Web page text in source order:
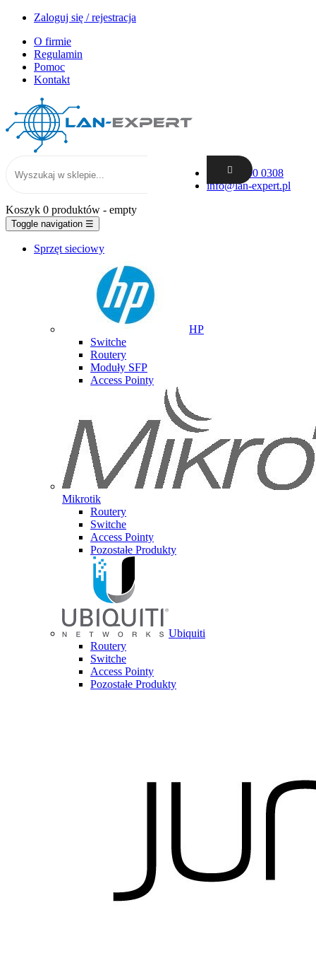
Zaloguj się / rejestracja
O firmie
Regulamin
Pomoc
Kontakt
+48 62 300 0308
info@lan-expert.pl
Koszyk 0 produktów - empty
Toggle navigation ☰
Sprzęt sieciowy
HP
Switche
Routery
Moduły SFP
Access Pointy
Mikrotik
Routery
Switche
Access Pointy
Pozostałe Produkty
Ubiquiti
Routery
Switche
Access Pointy
Pozostałe Produkty